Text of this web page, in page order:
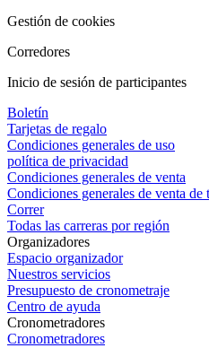
Gestión de cookies
Corredores
Inicio de sesión de participantes
Boletín
Tarjetas de regalo
Condiciones generales de uso
política de privacidad
Condiciones generales de venta
Condiciones generales de venta de
Correr
Todas las carreras por región
Organizadores
Espacio organizador
Nuestros servicios
Presupuesto de cronometraje
Centro de ayuda
Cronometradores
Cronometradores